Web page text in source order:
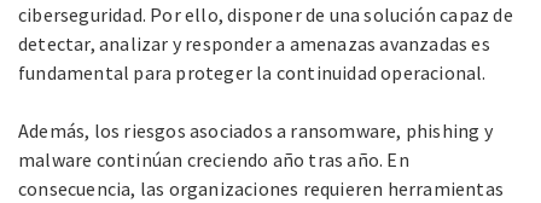
ciberseguridad. Por ello, disponer de una solución capaz de
detectar, analizar y responder a amenazas avanzadas es
fundamental para proteger la continuidad operacional.
Además, los riesgos asociados a ransomware, phishing y
malware continúan creciendo año tras año. En
consecuencia, las organizaciones requieren herramientas